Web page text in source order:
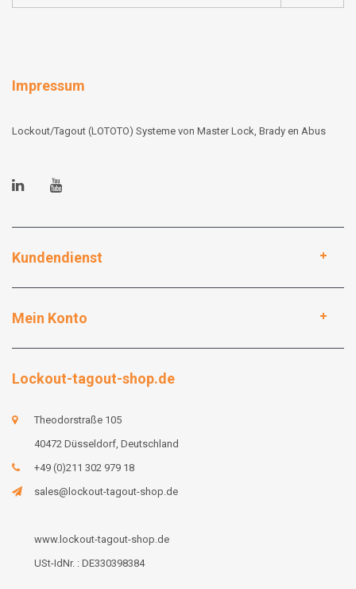
Impressum
Lockout/Tagout (LOTOTO) Systeme von Master Lock, Brady en Abus
Kundendienst
Mein Konto
Lockout-tagout-shop.de
Theodorstraße 105
40472 Düsseldorf, Deutschland
+49 (0)211 302 979 18
sales@lockout-tagout-shop.de
www.lockout-tagout-shop.de
USt-IdNr. : DE330398384